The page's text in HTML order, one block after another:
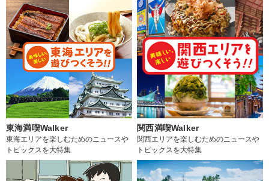
東海満喫Walker
東海エリアを楽しむためのニュースや
トピックスを大特集
関西満喫Walker
関西エリアを楽しむためのニュースや
トピックスを大特集